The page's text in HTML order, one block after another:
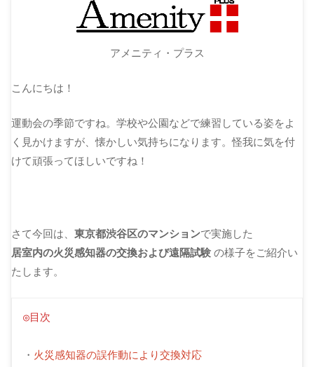
アメニティ・プラス
こんにちは！
運動会の季節ですね。学校や公園などで練習している姿をよ
く見かけますが、懐かしい気持ちになります。怪我に気を付
けて頑張ってほしいですね！
さて今回は、東京都渋谷区のマンションで実施した
居室内の火災感知器の交換および遠隔試験 の様子をご紹介い
たします。
◎目次
・ 火災感知器の誤作動により交換対応